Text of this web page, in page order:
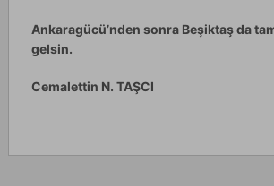
Ankaragücü’nden sonra Beşiktaş da
gelsin.
Cemalettin N. TAŞCI